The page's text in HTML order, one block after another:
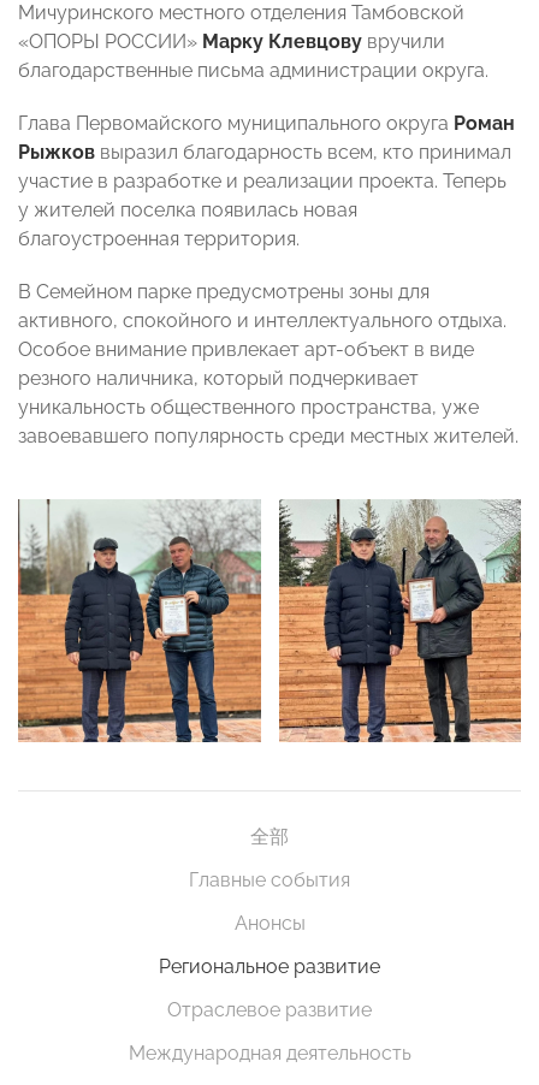
Мичуринского местного отделения Тамбовской
«ОПОРЫ РОССИИ» Марку Клевцову вручили
благодарственные письма администрации округа.
Глава Первомайского муниципального округа Роман
Рыжков выразил благодарность всем, кто принимал
участие в разработке и реализации проекта. Теперь
у жителей поселка появилась новая
благоустроенная территория.
В Семейном парке предусмотрены зоны для
активного, спокойного и интеллектуального отдыха.
Особое внимание привлекает арт-объект в виде
резного наличника, который подчеркивает
уникальность общественного пространства, уже
завоевавшего популярность среди местных жителей.
全部
Главные события
Анонсы
Региональное развитие
Отраслевое развитие
Международная деятельность